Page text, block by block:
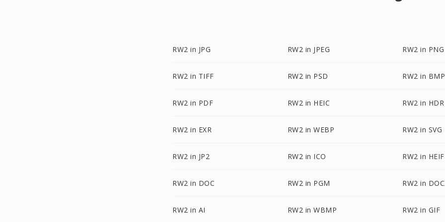
RW2 in JPG RW2 in JPEG RW2 in PNG
RW2 in TIFF RW2 in PSD RW2 in BMP
RW2 in PDF RW2 in HEIC RW2 in HDR
RW2 in EXR RW2 in WEBP RW2 in SVG
RW2 in JP2 RW2 in ICO RW2 in HEIF
RW2 in DOC RW2 in PGM RW2 in
RW2 in AI RW2 in WBMP RW2 in GIF